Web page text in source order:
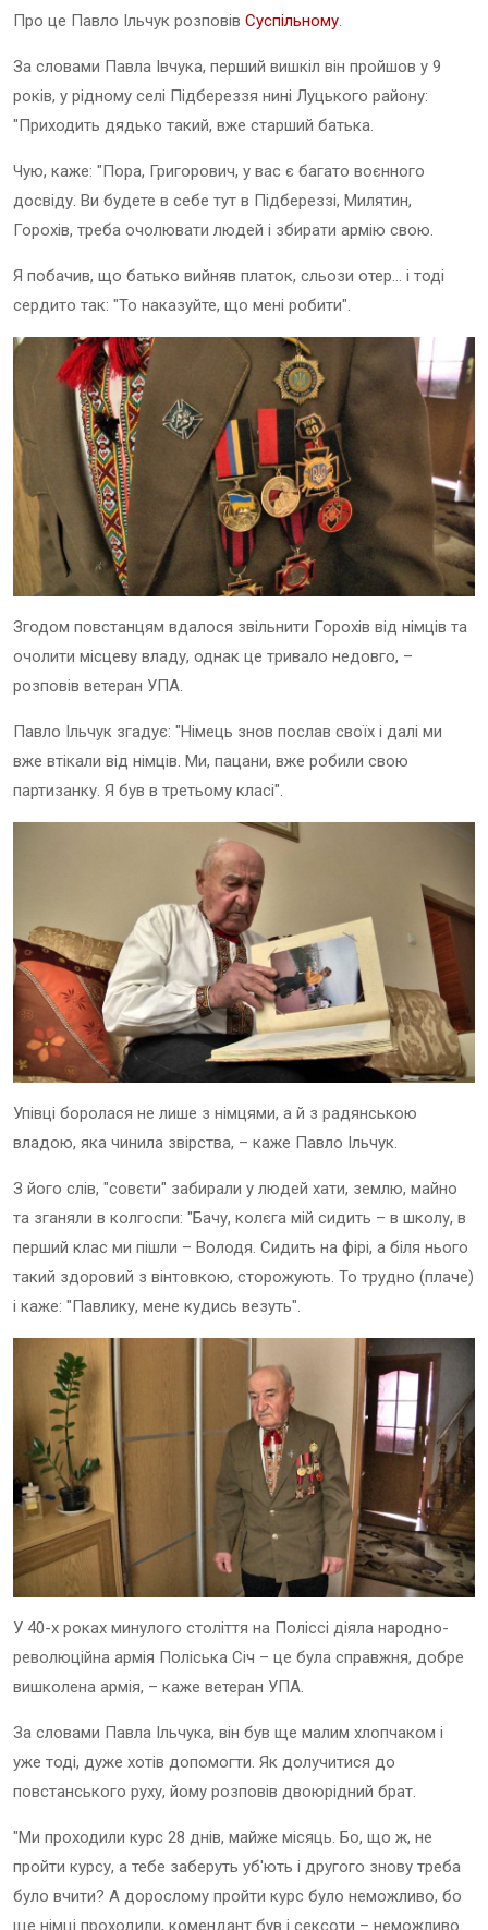
Про це Павло Ільчук розповів Суспільному.
За словами Павла Івчука, перший вишкіл він пройшов у 9
років, у рідному селі Підбереззя нині Луцького району:
"Приходить дядько такий, вже старший батька.
Чую, каже: "Пора, Григорович, у вас є багато воєнного
досвіду. Ви будете в себе тут в Підбереззі, Милятин,
Горохів, треба очолювати людей і збирати армію свою.
Я побачив, що батько вийняв платок, сльози отер... і тоді
сердито так: "То наказуйте, що мені робити".
Згодом повстанцям вдалося звільнити Горохів від німців та
очолити місцеву владу, однак це тривало недовго, –
розповів ветеран УПА.
Павло Ільчук згадує: "Німець знов послав своїх і далі ми
вже втікали від німців. Ми, пацани, вже робили свою
партизанку. Я був в третьому класі".
Упівці боролася не лише з німцями, а й з радянською
владою, яка чинила звірства, – каже Павло Ільчук.
З його слів, "совєти" забирали у людей хати, землю, майно
та зганяли в колгоспи: "Бачу, колєга мій сидить – в школу, в
перший клас ми пішли – Володя. Сидить на фірі, а біля нього
такий здоровий з вінтовкою, сторожують. То трудно (плаче)
і каже: "Павлику, мене кудись везуть".
У 40-х роках минулого століття на Поліссі діяла народно-
революційна армія Поліська Січ – це була справжня, добре
вишколена армія, – каже ветеран УПА.
За словами Павла Ільчука, він був ще малим хлопчаком і
уже тоді, дуже хотів допомогти. Як долучитися до
повстанського руху, йому розповів двоюрідний брат.
"Ми проходили курс 28 днів, майже місяць. Бо, що ж, не
пройти курсу, а тебе заберуть уб'ють і другого знову треба
було вчити? А дорослому пройти курс було неможливо, бо
ще німці проходили, комендант був і сексоти – неможливо.